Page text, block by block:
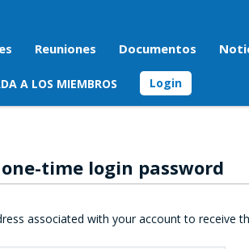
Reuniones Documentos
A LOS MIEMBROS Login
time login password
associated with your account to receive